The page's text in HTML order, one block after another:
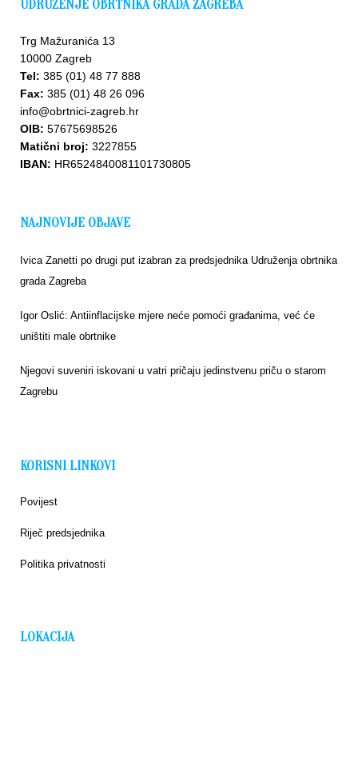
UDRUŽENJE OBRTNIKA GRADA ZAGREBA
Trg Mažuranića 13
10000 Zagreb
Tel: 385 (01) 48 77 888
Fax: 385 (01) 48 26 096
info@obrtnici-zagreb.hr
OIB: 57675698526
Matični broj: 3227855
IBAN: HR6524840081101730805
NAJNOVIJE OBJAVE
Ivica Zanetti po drugi put izabran za predsjednika Udruženja obrtnika
grada Zagreba
Igor Oslić: Antiinflacijske mjere neće pomoći građanima, već će
uništiti male obrtnike
Njegovi suveniri iskovani u vatri pričaju jedinstvenu priču o starom
Zagrebu
KORISNI LINKOVI
Povijest
Riječ predsjednika
Politika privatnosti
LOKACIJA